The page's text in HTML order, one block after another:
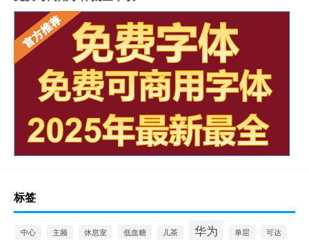
标签
中心 主频 休息室 低血糖 儿茶 华为 单层 可达